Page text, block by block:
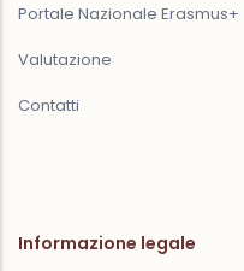
Portale Nazionale Erasmus+
Valutazione
Contatti
Informazione legale